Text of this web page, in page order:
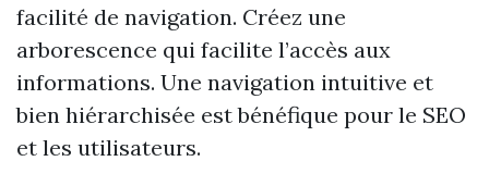
facilité de navigation. Créez une
arborescence qui facilite l’accès aux
informations. Une navigation intuitive et
bien hiérarchisée est bénéfique pour le SEO
et les utilisateurs.